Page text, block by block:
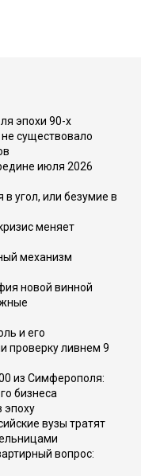
эпохи 90-х
существовало
июля 2026
угол, или безумие в
меняет
механизм
новой винной
и его
проверку ливнем 9
из Симферополя:
бизнеса
эпоху
вузы тратят
вопрос: